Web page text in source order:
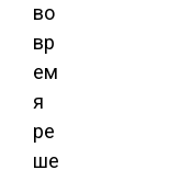
во
вр
ем
я
ре
ше